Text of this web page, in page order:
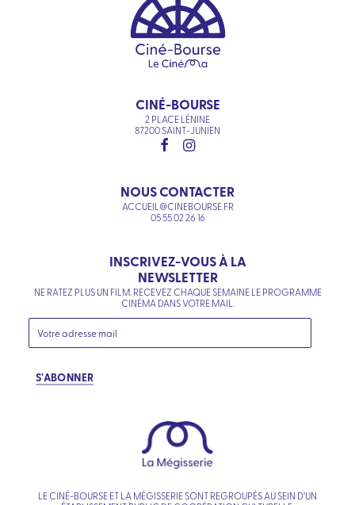
CINÉ-BOURSE
2 PLACE LÉNINE
87200 SAINT-JUNIEN
NOUS CONTACTER
ACCUEIL@CINEBOURSE.FR
05 55 02 26 16
INSCRIVEZ-VOUS À LA
NEWSLETTER
NE RATEZ PLUS UN FILM. RECEVEZ CHAQUE SEMAINE LE PROGRAMME
CINÉMA DANS VOTRE MAIL.
S'ABONNER
LE CINÉ-BOURSE ET LA MÉGISSERIE SONT REGROUPÉS AU SEIN D’UN